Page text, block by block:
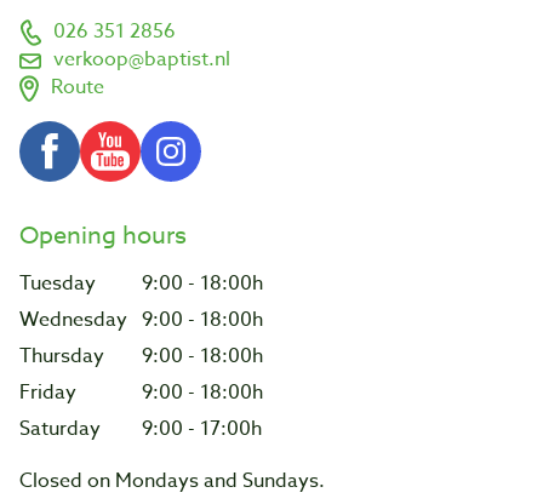
026 351 2856
verkoop@baptist.nl
Route
Opening hours
Tuesday
9:00 - 18:00h
Wednesday 9:00 - 18:00h
Thursday
9:00 - 18:00h
Friday
9:00 - 18:00h
Saturday
9:00 - 17:00h
Closed on Mondays and Sundays.